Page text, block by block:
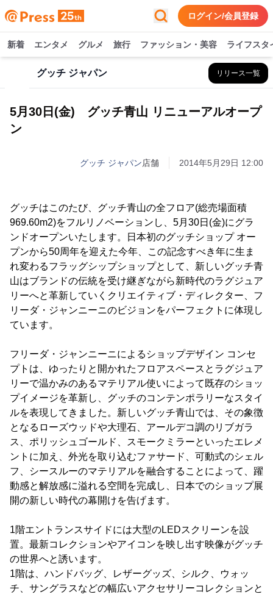
ログイン/会員登録
新着 エンタメ グルメ 旅行 ファッション・美容 ライフスタ
グッチ ジャパン リリース一覧
5月30日(金) グッチ青山 リニューアルオープ
ン
グッチ ジャパン店舗 2014年5月29日 12:00
グッチはこのたび、グッチ青山の全フロア(総売場面積
969.60m2)をフルリノベーションし、5月30日(金)にグラ
ンドオープンいたします。日本初のグッチショップ オー
プンから50周年を迎えた今年、この記念すべき年に生ま
れ変わるフラッグシップショップとして、新しいグッチ青
山はブランドの伝統を受け継ぎながら新時代のラグジュア
リーへと革新していくクリエイティブ・ディレクター、フ
リーダ・ジャンニーニのビジョンをパーフェクトに体現し
ています。
フリーダ・ジャンニーニによるショップデザイン コンセ
プトは、ゆったりと開かれたフロアスペースとラグジュア
リーで温かみのあるマテリアル使いによって既存のショッ
プイメージを革新し、グッチのコンテンポラリーなスタイ
ルを表現してきました。新しいグッチ青山では、その象徴
となるローズウッドや大理石、アールデコ調のリブガラ
ス、ポリッシュゴールド、スモークミラーといったエレメ
ントに加え、外光を取り込むファサード、可動式のシェル
フ、シースルーのマテリアルを融合することによって、躍
動感と解放感に溢れる空間を完成し、日本でのショップ展
開の新しい時代の幕開けを告げます。
1階エントランスサイドには大型のLEDスクリーンを設
置。最新コレクションやアイコンを映し出す映像がグッチ
の世界へと誘います。
1階は、ハンドバッグ、レザーグッズ、シルク、ウォッ
チ、サングラスなどの幅広いアクセサリーコレクションと